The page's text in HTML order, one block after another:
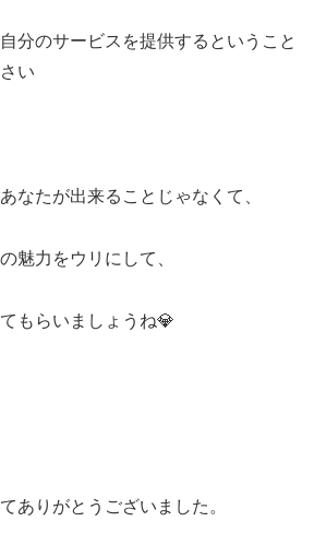
分のサービスを提供するということ
い
なたが出来ることじゃなくて、
魅力をウリにして、
もらいましょうね💎
ありがとうございました。